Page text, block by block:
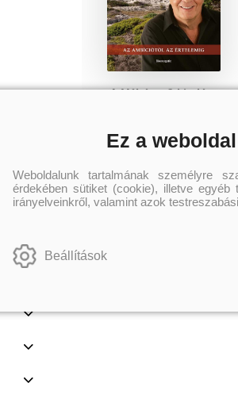
A Váltás - 2.kiadás-
ambíciótól az
értelemig
Dr. Wayne W. Dyer
2 990 Ft
1 794 Ft
kosárba
Ez a
Weboldalunk tartalmának személyre
érdekében sütiket (cookie), illetve egyéb
irányelveinkről, valamint azok
Beállítások